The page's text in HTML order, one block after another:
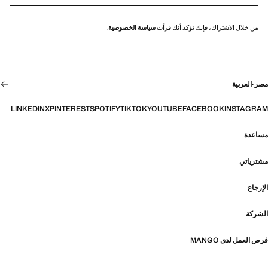
من خلال الاشتراك، فإنك تؤكد أنك قرأتسياسة الخصوصية.
مصر ·العربية
INSTAGRAM
FACEBOOK
YOUTUBE
TIKTOK
SPOTIFY
PINTEREST
X
LINKEDIN
مساعدة
مشترياتي
الإرجاع
الشركة
فرص العمل لدى MANGO